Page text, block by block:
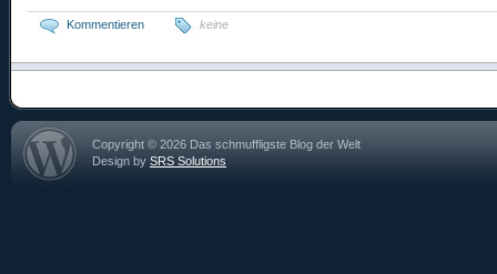
Kommentieren keine
Copyright © 2026 Das schmuffligste Blog der Welt
Design by SRS Solutions